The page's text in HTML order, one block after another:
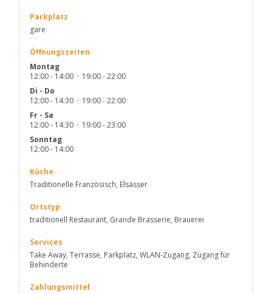
Parkplatz
gare
Öffnungszeiten
Montag
12:00 - 14:00 • 19:00 - 22:00
Di - Do
12:00 - 14:30 • 19:00 - 22:00
Fr - Sa
12:00 - 14:30 • 19:00 - 23:00
Sonntag
12:00 - 14:00
Küche
Traditionelle Französisch, Elsässer
Ortstyp
traditionell Restaurant, Grande Brasserie, Brauerei
Services
Take Away, Terrasse, Parkplatz, WLAN-Zugang, Zugang für
Behinderte
Zahlungsmittel